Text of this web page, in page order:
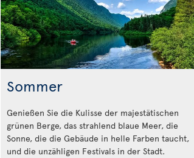
Sommer
Genießen Sie die Kulisse der majestätischen
grünen Berge, das strahlend blaue Meer, die
Sonne, die die Gebäude in helle Farben taucht,
und die unzähligen Festivals in der Stadt.